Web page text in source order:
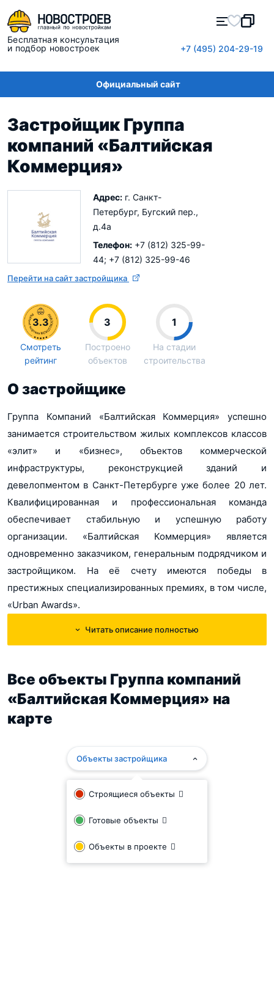
Бесплатная консультация
и подбор новостроек
+7 (495) 204-29-19
Официальный сайт
Застройщик Группа
компаний «Балтийская
Коммерция»
Адрес: г. Санкт-
Петербург, Бугский пер.,
д.4а
Телефон: +7 (812) 325-99-
44; +7 (812) 325-99-46
Перейти на сайт застройщика
3.3
Смотреть
рейтинг
3
Построено
объектов
1
На стадии
строительства
О застройщике
Группа Компаний «Балтийская Коммерция» успешно
занимается строительством жилых комплексов классов
«элит» и «бизнес», объектов коммерческой
инфраструктуры, реконструкцией зданий и
девелопментом в Санкт-Петербурге уже более 20 лет.
Квалифицированная и профессиональная команда
обеспечивает стабильную и успешную работу
организации. «Балтийская Коммерция» является
одновременно заказчиком, генеральным подрядчиком и
застройщиком. На её счету имеются победы в
престижных специализированных премиях, в том числе,
«Urban Awards».
Читать описание полностью
Все объекты Группа компаний
«Балтийская Коммерция» на
карте
Объекты застройщика
Строящиеся объекты
Готовые объекты
Объекты в проекте